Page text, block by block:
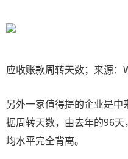
应收账款周转天数；来源：
另外一家值得提的企业是
据周转天数，由去年的96
均水平完全背离。